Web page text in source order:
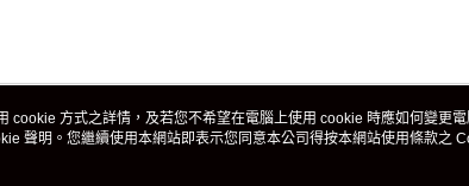
我們 客服資訊
cookie 方式之詳情，及若您不希望在電腦上使用 cookie 時應如何變更
聲明。您繼續使用本網站即表示您同意本公司得按本網站使用條款之